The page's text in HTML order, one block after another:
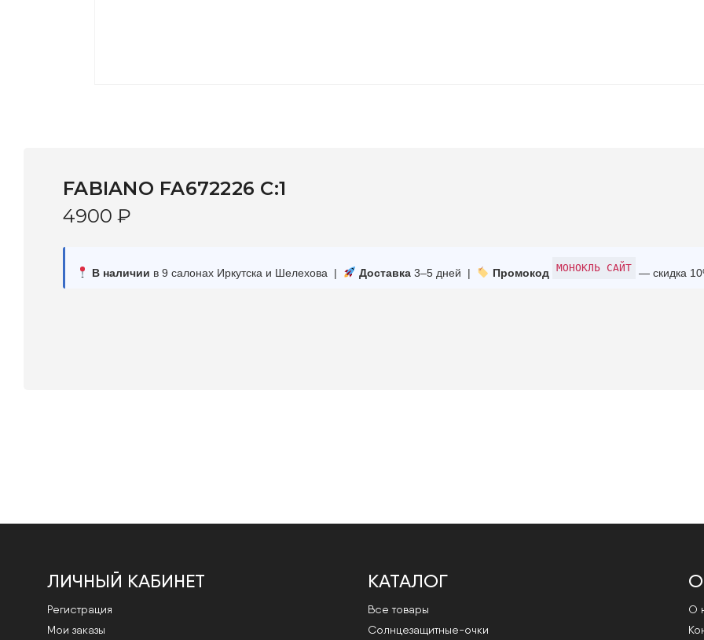
FABIANO FA672226 C:1
4900 ₽
В наличии в 9 салонах Иркутска и Шелехова | Доставка3–5 дней | Промокод МОНОКЛЬ САЙТ — скидка
ЛИЧНЫЙ КАБИНЕТ
Регистрация
Мои заказы
КАТАЛОГ
Все товары
Cолнцезащитные-очки
О